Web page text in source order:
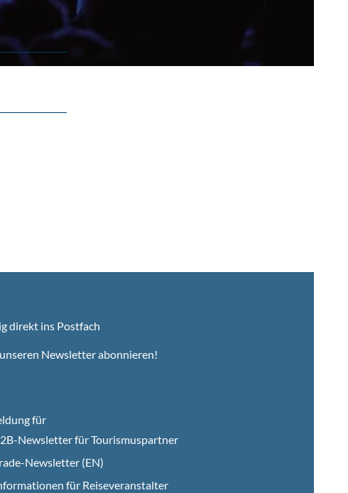
direkt ins Postfach
Newsletter abonnieren!
für
Newsletter für Tourismuspartner
Newsletter (EN)
für Reiseveranstalter